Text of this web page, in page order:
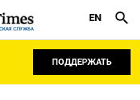
СЛУЖБА
EN
ПОДДЕРЖАТЬ